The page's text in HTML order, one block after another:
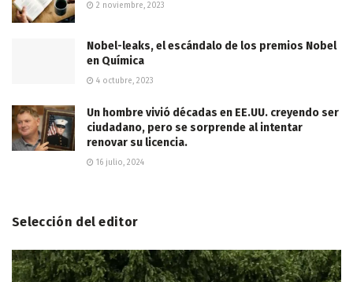
2 noviembre, 2023
Nobel-leaks, el escándalo de los premios Nobel
en Química
4 octubre, 2023
Un hombre vivió décadas en EE.UU. creyendo ser
ciudadano, pero se sorprende al intentar
renovar su licencia.
16 julio, 2024
Selección del editor